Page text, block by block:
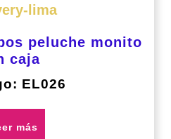
peluche monito
caja
EL026
más